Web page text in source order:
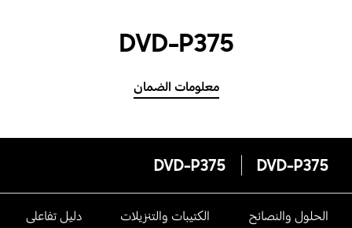
DVD-P375
معلومات الضمان
DVD-P375
DVD-P375
الحلول والنصائح الكتيبات والتنزيلات دليل تفاعلى